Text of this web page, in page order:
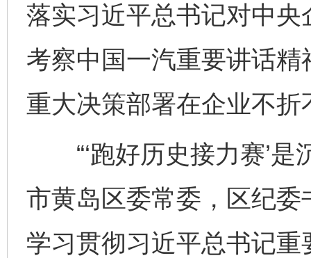
落实习近平总书记对中
考察中国一汽重要讲话
重大决策部署在企业不折
“‘跑好历史接力赛’是
市黄岛区委常委，区纪
学习贯彻习近平总书记
东山县通报“牛蛙产品抗生素超标问题” 法